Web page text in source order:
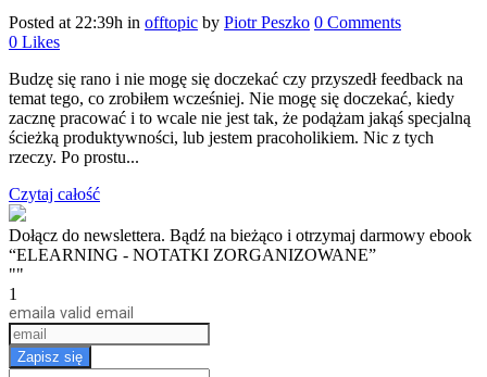
Posted at 22:39h in offtopic by Piotr Peszko 0 Comments
0 Likes
Budzę się rano i nie mogę się doczekać czy przyszedł feedback na
temat tego, co zrobiłem wcześniej. Nie mogę się doczekać, kiedy
zacznę pracować i to wcale nie jest tak, że podążam jakąś specjalną
ścieżką produktywności, lub jestem pracoholikiem. Nic z tych
rzeczy. Po prostu...
Czytaj całość
Dołącz do newslettera. Bądź na bieżąco i otrzymaj darmowy ebook
“ELEARNING - NOTATKI ZORGANIZOWANE”
""
1
email a valid email
Zapisz się